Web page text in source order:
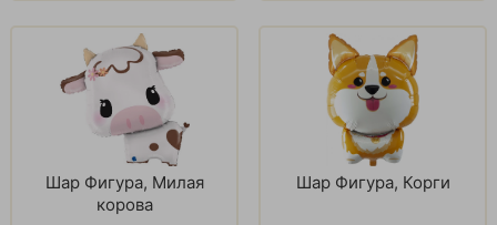
Шар Фигура, Милая
корова
Шар Фигура, Корги